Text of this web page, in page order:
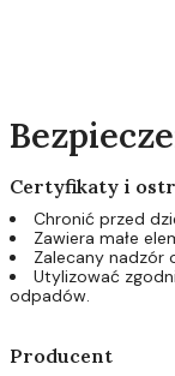
Certyfikaty i
Chronić przed
Zawiera małe
Zalecany nadzór
Utylizować
odpadów.
Producent